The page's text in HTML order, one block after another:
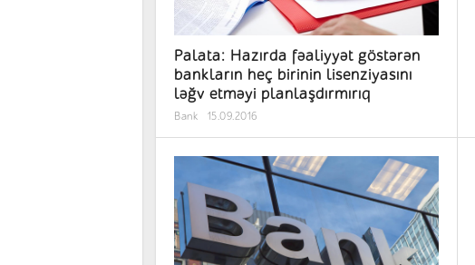
Palata: Hazırda fəaliyyət göstərən
bankların heç birinin lisenziyasını
ləğv etməyi planlaşdırmırıq
Bank 15.09.2016